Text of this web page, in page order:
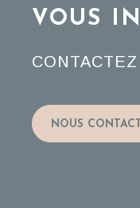
VOUS
NOUS